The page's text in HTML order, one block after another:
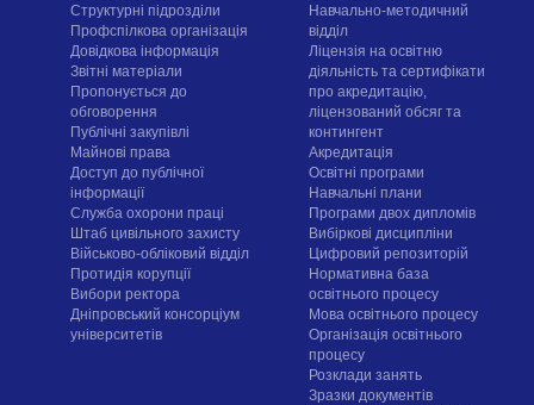
Структурні підрозділи
Профспілкова організація
Довідкова інформація
Звітні матеріали
Пропонується до
обговорення
Публічні закупівлі
Майнові права
Доступ до публічної
інформації
Служба охорони праці
Штаб цивільного захисту
Військово-обліковий відділ
Протидія корупції
Вибори ректора
Дніпровський консорціум
університетів
Навчально-методичний
відділ
Ліцензія на освітню
діяльність та сертифікати
про акредитацію,
ліцензований обсяг та
контингент
Акредитація
Освітні програми
Навчальні плани
Програми двох дипломів
Вибіркові дисципліни
Цифровий репозиторій
Нормативна база
освітнього процесу
Мова освітнього процесу
Організація освітнього
процесу
Розклади занять
Зразки документів